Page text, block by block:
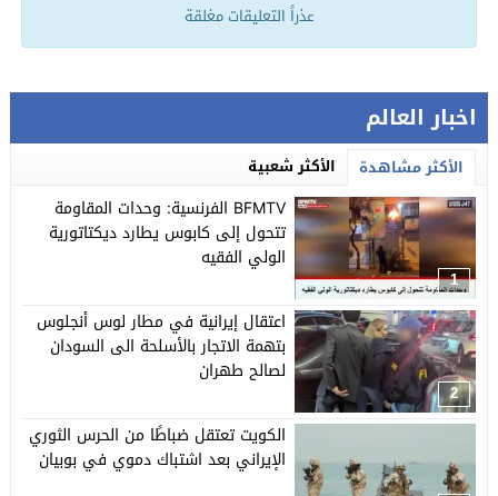
عذراً التعليقات مغلقة
اخبار العالم
الأكثر مشاهدة الأكثر شعبية
1
BFMTV الفرنسية: وحدات المقاومة
تتحول إلى كابوس يطارد ديكتاتورية
الولي الفقيه
2
اعتقال إيرانية في مطار لوس أنجلوس
بتهمة الاتجار بالأسلحة الى السودان
لصالح طهران
الكويت تعتقل ضباطًا من الحرس الثوري
الإيراني بعد اشتباك دموي في بوبيان